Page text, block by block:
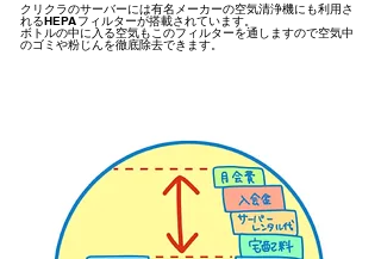
クリクラのサーバーには有名メーカーの空気清浄機にも利用さ
れるHEPAフィルターが搭載されています。
ボトルの中に入る空気もこのフィルターを通しますので空気中
のゴミや粉じんを徹底除去できます。